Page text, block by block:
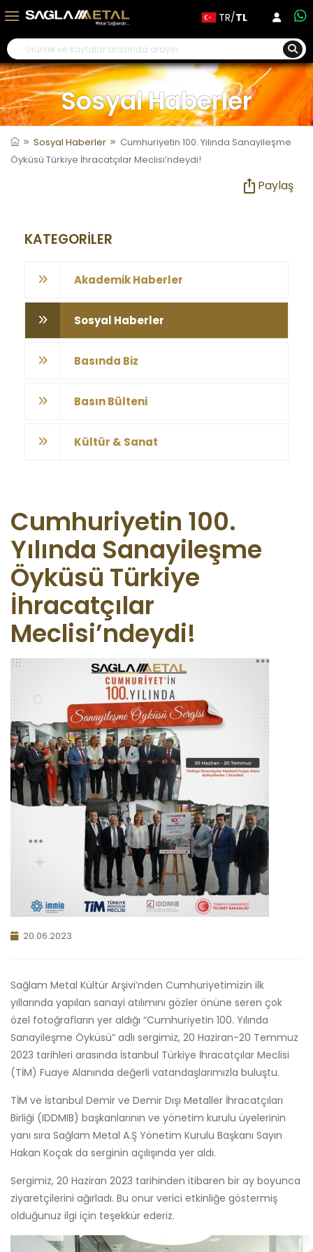
TR/TL
Sosyal Haberler
Sosyal Haberler
Cumhuriyetin 100. Yılında Sanayileşme
Öyküsü Türkiye İhracatçılar Meclisi’ndeydi!
Paylaş
KATEGORİLER
Akademik Haberler
Sosyal Haberler
Basında Biz
Basın Bülteni
Kültür & Sanat
Cumhuriyetin 100.
Yılında Sanayileşme
Öyküsü Türkiye
İhracatçılar
Meclisi’ndeydi!
20.06.2023
Sağlam Metal Kültür Arşivi’nden Cumhuriyetimizin ilk
yıllarında yapılan sanayi atılımını gözler önüne seren çok
özel fotoğrafların yer aldığı “Cumhuriyetin 100. Yılında
Sanayileşme Öyküsü” adlı sergimiz, 20 Haziran-20 Temmuz
2023 tarihleri arasında İstanbul Türkiye İhracatçılar Meclisi
(TİM) Fuaye Alanında değerli vatandaşlarımızla buluştu.
TİM ve İstanbul Demir ve Demir Dışı Metaller İhracatçıları
Birliği (IDDMIB) başkanlarının ve yönetim kurulu üyelerinin
yanı sıra Sağlam Metal A.Ş Yönetim Kurulu Başkanı Sayın
Hakan Koçak da serginin açılışında yer aldı.
Sergimiz, 20 Haziran 2023 tarihinden itibaren bir ay boyunca
ziyaretçilerini ağırladı. Bu onur verici etkinliğe göstermiş
olduğunuz ilgi için teşekkür ederiz.